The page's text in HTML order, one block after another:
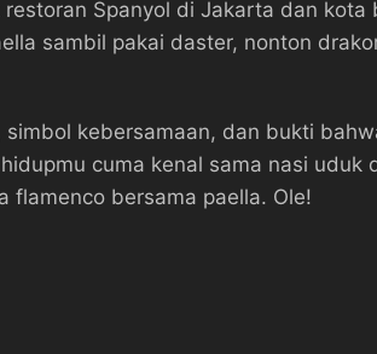
Spanyol di Jakarta dan kota
sambil pakai daster, nonton
kebersamaan, dan bukti
cuma kenal sama nasi uduk
flamenco bersama paella. Ole!